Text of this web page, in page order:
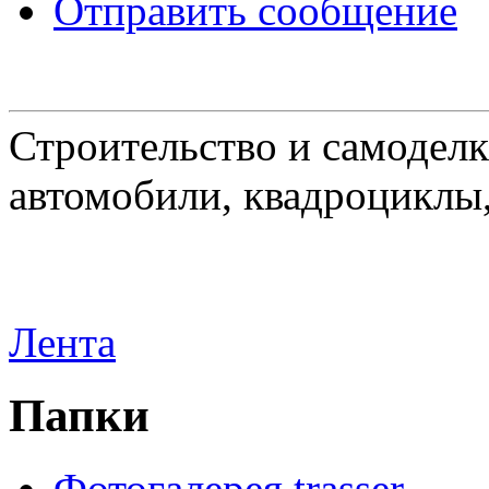
Отправить сообщение
Строительство и
автомобили,
Лента
Папки